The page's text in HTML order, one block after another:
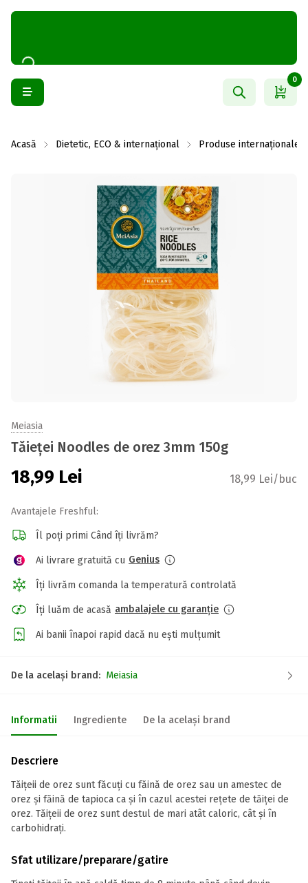
0
Acasă Dietetic, ECO & internațional Produse internaționale
Meiasia
Tăieței Noodles de orez 3mm 150g
18,99 Lei 18,99 Lei/buc
Avantajele Freshful:
Îl poți primi Când îți livrăm?
Ai livrare gratuită cu Genius
Îți livrăm comanda la temperatură controlată
Îți luăm de acasă ambalajele cu garanție
Ai banii înapoi rapid dacă nu ești mulțumit
De la același brand: Meiasia
Informatii Ingrediente De la același brand
Descriere
Tăițeii de orez sunt făcuți cu făină de orez sau un amestec de
orez și făină de tapioca ca și în cazul acestei rețete de tăiței de
orez. Tăițeii de orez sunt destul de mari atât caloric, cât și în
carbohidrați.
Sfat utilizare/preparare/gatire